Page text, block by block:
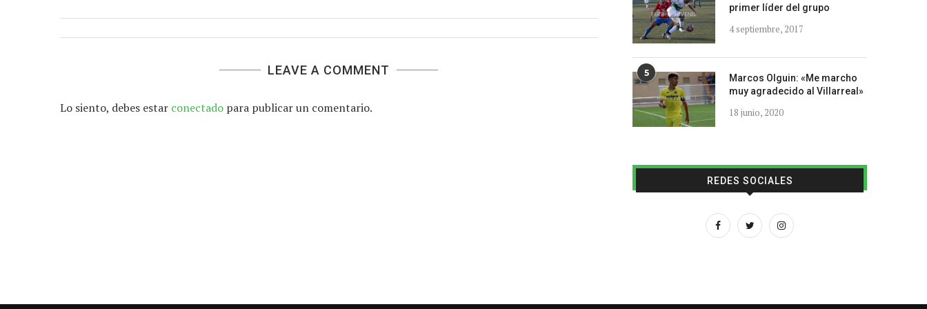
LEAVE A COMMENT
Lo siento, debes estar conectado para publicar un comentario.
primer líder del grupo
4 septiembre, 2017
5
Marcos Olguin: «Me marcho
muy agradecido al Villarreal»
18 junio, 2020
REDES SOCIALES